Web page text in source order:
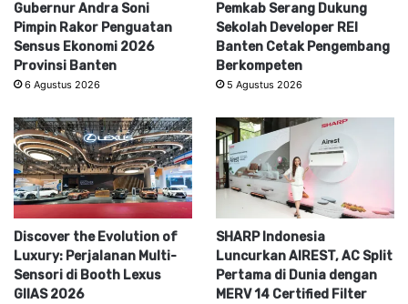
Gubernur Andra Soni
Pimpin Rakor Penguatan
Sensus Ekonomi 2026
Provinsi Banten
6 Agustus 2026
Pemkab Serang Dukung
Sekolah Developer REI
Banten Cetak Pengembang
Berkompeten
5 Agustus 2026
Discover the Evolution of
Luxury: Perjalanan Multi-
Sensori di Booth Lexus
GIIAS 2026
SHARP Indonesia
Luncurkan AIREST, AC Split
Pertama di Dunia dengan
MERV 14 Certified Filter